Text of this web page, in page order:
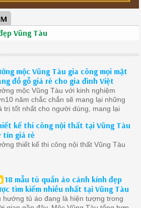
Vũng Tàu
mộc Vũng Tàu gia công mọi mặt
đồ gỗ giá rẻ cho gia đình Việt
mộc Vũng Tàu với kinh nghiệm
năm chắc chắn sẽ mang lại những
trị tốt nhất cho người dùng, mang lại
kế thi công nội thất tại Vũng Tàu
tín giá rẻ
thiết kế thi công nội thất Vũng Tàu
18 mẫu tủ quần áo cánh kính đẹp
tìm kiếm nhiều nhất tại Vũng Tàu
hướng tủ áo đang là hiện tượng trong